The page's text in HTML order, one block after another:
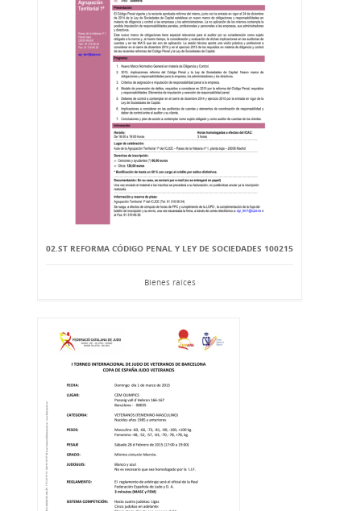
02.ST REFORMA CÓDIGO PENAL Y LEY DE SOCIEDADES 100215
Bienes raíces